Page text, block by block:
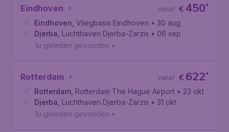
Eindhoven €450*
vanaf
Eindhoven Vliegbasis Eindhoven • 30 aug
Djerba Luchthaven Djerba-Zarzis • 06 sep
1u geleden gevonden •
Rotterdam €622*
vanaf
Rotterdam Rotterdam The Hague Airport • 23 okt
Djerba Luchthaven Djerba-Zarzis • 31 okt
1u geleden gevonden •